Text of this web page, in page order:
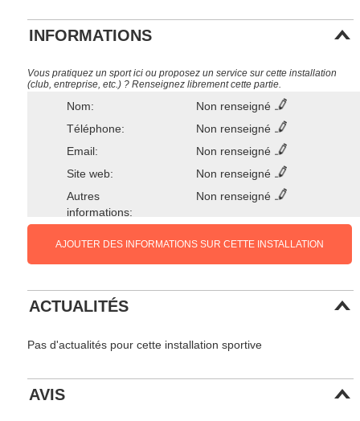
INFORMATIONS
Vous pratiquez un sport ici ou proposez un service sur cette installation
(club, entreprise, etc.) ? Renseignez librement cette partie.
Nom:
Non renseigné
Téléphone:
Non renseigné
Email:
Non renseigné
Site web:
Non renseigné
Autres
informations:
Non renseigné
AJOUTER DES INFORMATIONS SUR CETTE INSTALLATION
ACTUALITÉS
Pas d'actualités pour cette installation sportive
AVIS